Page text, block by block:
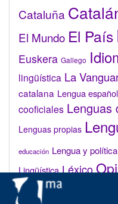
Cataluña
El Mundo El País
Euskera Gallego
lingüística La
catalana Lengua
cooficiales Lenguas
Lenguas propias
educación Lengua y política
Lingüística Léxico
lingüística